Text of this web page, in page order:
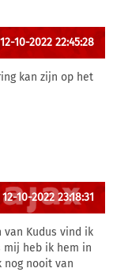
12-10-2022 22:45:28
kan zijn op het
12-10-2022 23:18:31
Kudus vind ik
mij heb ik hem in
nog nooit van